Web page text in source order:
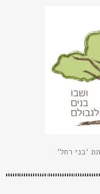
'בני רחל'